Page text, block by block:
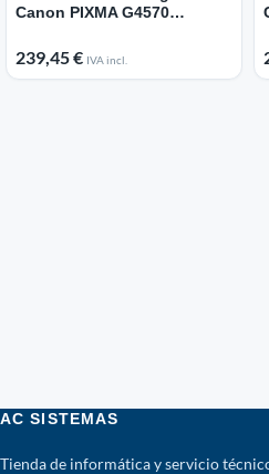
Canon PIXMA G4570
239,45€ IVA incl.
AC SISTEMAS
Tienda de informática y servicio